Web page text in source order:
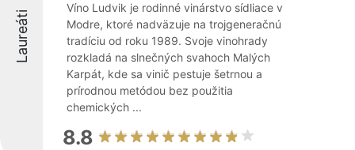
Laureáti
Víno Ludvik je rodinné vinárstvo sídliace v
Modre, ktoré nadväzuje na trojgeneračnú
tradíciu od roku 1989. Svoje vinohrady
rozkladá na slnečných svahoch Malých
Karpát, kde sa vinič pestuje šetrnou a
prírodnou metódou bez použitia
chemických ...
8.8